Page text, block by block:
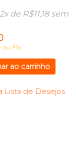
de R$11,18sem
Pix
ao carrinho
Lista de Desejos